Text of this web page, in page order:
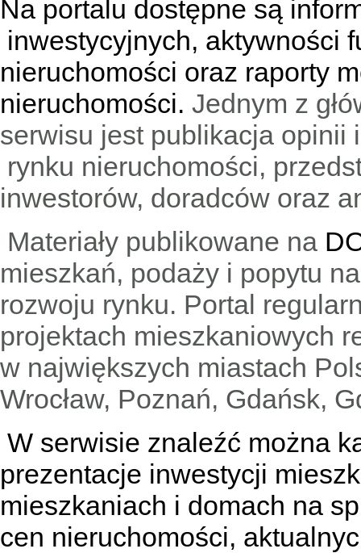
Na portalu dostępne są
inwestycyjnych, aktywności
nieruchomości oraz raporty
nieruchomości. Jednym z
serwisu jest publikacja
rynku nieruchomości,
inwestorów, doradców oraz
Materiały publikowane na
mieszkań, podaży i popytu
rozwoju rynku. Portal
projektach mieszkaniowych
w największych miastach
Wrocław, Poznań, Gdańsk,
W serwisie znaleźć można
prezentacje inwestycji
mieszkaniach i domach na
cen nieruchomości,